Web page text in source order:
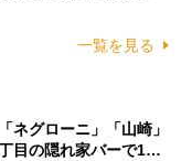
一覧を見る
ネグローニ」「山崎」
目の隠れ家バーで1…